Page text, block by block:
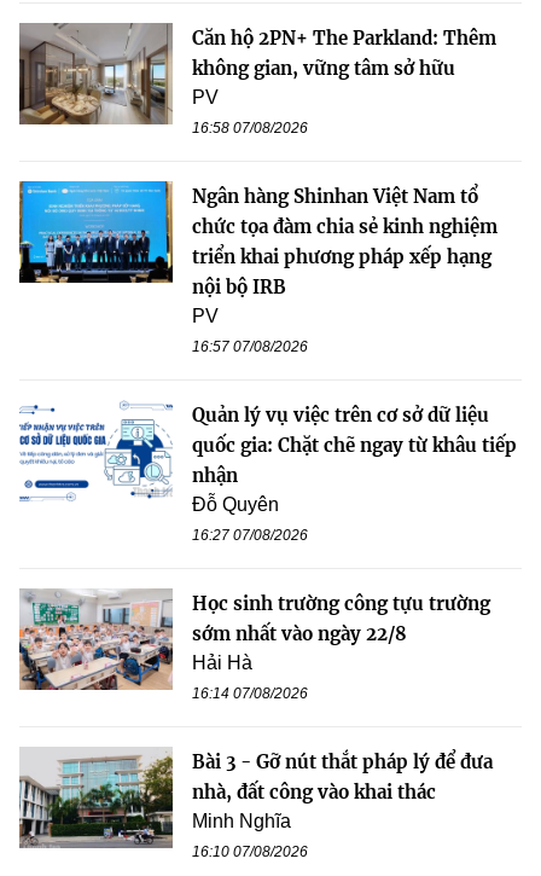
Căn hộ 2PN+ The Parkland: Thêm
không gian, vững tâm sở hữu
PV
16:58 07/08/2026
Ngân hàng Shinhan Việt Nam tổ
chức tọa đàm chia sẻ kinh nghiệm
triển khai phương pháp xếp hạng
nội bộ IRB
PV
16:57 07/08/2026
Quản lý vụ việc trên cơ sở dữ liệu
quốc gia: Chặt chẽ ngay từ khâu tiếp
nhận
Đỗ Quyên
16:27 07/08/2026
Học sinh trường công tựu trường
sớm nhất vào ngày 22/8
Hải Hà
16:14 07/08/2026
Bài 3 - Gỡ nút thắt pháp lý để đưa
nhà, đất công vào khai thác
Minh Nghĩa
16:10 07/08/2026